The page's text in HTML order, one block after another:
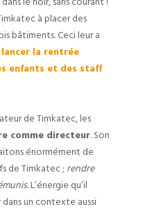
bâtiments. Ceci leur a
lancer la rentrée
enfants et des staff
de Timkatec, les
comme directeur. Son
énormément de
de Timkatec ; rendre
. L’énergie qu’il
un contexte aussi